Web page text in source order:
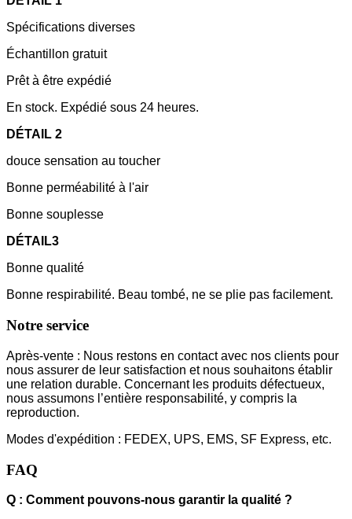
Spécifications diverses
Échantillon gratuit
Prêt à être expédié
En stock. Expédié sous 24 heures.
DÉTAIL 2
douce sensation au toucher
Bonne perméabilité à l'air
Bonne souplesse
DÉTAIL3
Bonne qualité
Bonne respirabilité. Beau tombé, ne se plie pas facilement.
Notre service
Après-vente : Nous restons en contact avec nos clients pour
nous assurer de leur satisfaction et nous souhaitons établir
une relation durable. Concernant les produits défectueux,
nous assumons l’entière responsabilité, y compris la
reproduction.
Modes d'expédition : FEDEX, UPS, EMS, SF Express, etc.
FAQ
Q : Comment pouvons-nous garantir la qualité ?